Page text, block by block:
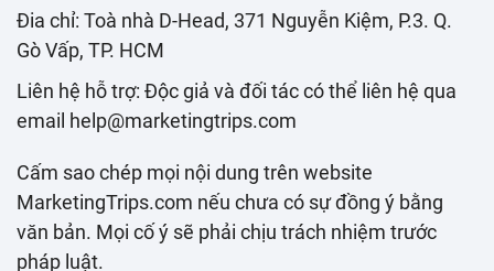
Đia chỉ: Toà nhà D-Head, 371 Nguyễn Kiệm, P.3. Q.
Gò Vấp, TP. HCM
Liên hệ hỗ trợ: Độc giả và đối tác có thể liên hệ qua
email help@marketingtrips.com
Cấm sao chép mọi nội dung trên website
MarketingTrips.com nếu chưa có sự đồng ý bằng
văn bản. Mọi cố ý sẽ phải chịu trách nhiệm trước
pháp luật.